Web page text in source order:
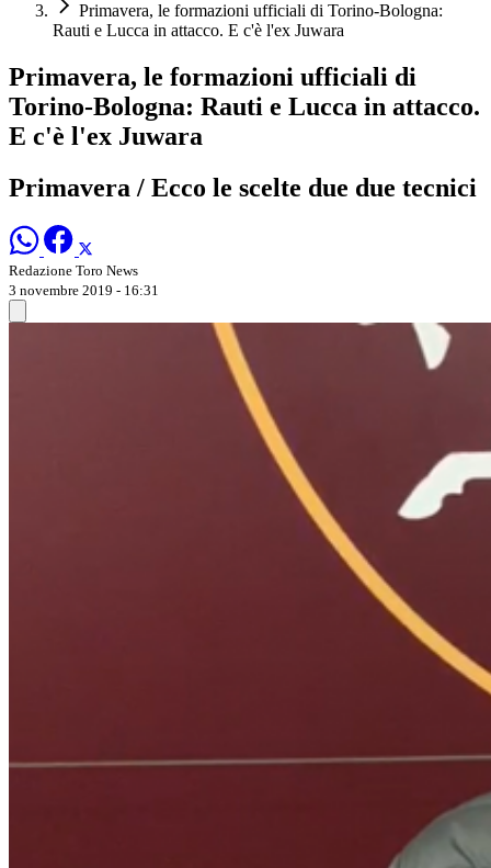
Primavera, le formazioni ufficiali di Torino-Bologna:
Rauti e Lucca in attacco. E c'è l'ex Juwara
Primavera, le formazioni ufficiali di
Torino-Bologna: Rauti e Lucca in attacco.
E c'è l'ex Juwara
Primavera / Ecco le scelte due due tecnici
Redazione Toro News
3 novembre 2019 - 16:31